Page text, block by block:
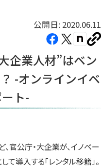
公開日: 2020.06.11
Facebook（新
い
タ
す）
X（新
い
タ
す）
note（新
い
タ
す）
コ
ー
企業人材”はベン
-オンラインイベ
ト-
、官公庁・大企業が、イノベー
導入する「レンタル移籍」。